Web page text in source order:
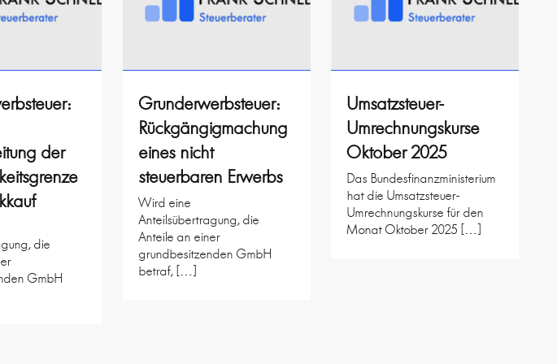
der
die
GmbH
Grunderwerbsteuer:
Rückgängigmachung
eines nicht
steuerbaren Erwerbs
Wird eine
Anteilsübertragung, die
Anteile an einer
grundbesitzenden GmbH
betraf, […]
Umsatzsteuer-
Umrechnungskurse
Oktober 2025
Das Bundesfinanzministerium
hat die Umsatzsteuer-
Umrechnungskurse für den
Monat Oktober 2025 […]